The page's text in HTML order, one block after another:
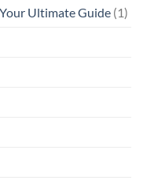
Ultimate Guide (1)